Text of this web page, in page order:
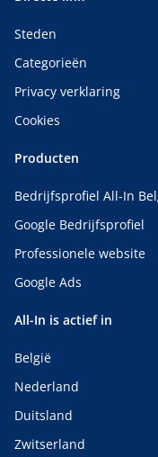
Steden
Categorieën
Privacy verklaring
Cookies
Producten
Bedrijfsprofiel All-In
Google Bedrijfsprofiel
Professionele website
Google Ads
All-In is actief in
België
Nederland
Duitsland
Zwitserland